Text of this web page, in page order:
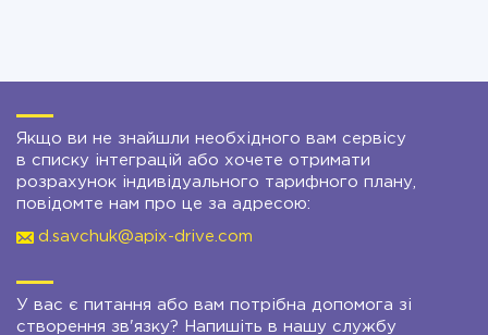
Якщо ви не знайшли необхідного вам сервісу
в списку інтеграцій або хочете отримати
розрахунок індивідуального тарифного плану,
повідомте нам про це за адресою:
d.savchuk@apix-drive.com
У вас є питання або вам потрібна допомога зі
створення зв'язку? Напишіть в нашу службу